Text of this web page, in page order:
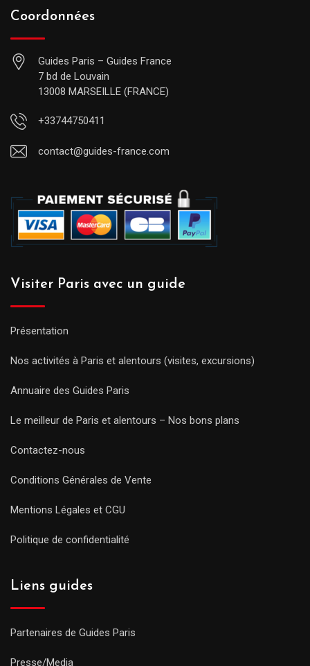
Coordonnées
Guides Paris – Guides France
7 bd de Louvain
13008 MARSEILLE (FRANCE)
+33744750411
contact@guides-france.com
Visiter Paris avec un guide
Présentation
Nos activités à Paris et alentours (visites, excursions)
Annuaire des Guides Paris
Le meilleur de Paris et alentours – Nos bons plans
Contactez-nous
Conditions Générales de Vente
Mentions Légales et CGU
Politique de confidentialité
Liens guides
Partenaires de Guides Paris
Presse/Media